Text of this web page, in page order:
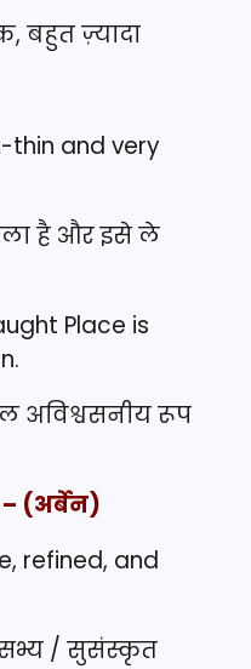
बहुत ज़्यादा
thin and very
है और इसे ले
Place is
अविश्वसनीय रूप
(अर्बेन)
refined, and
सभ्य / सुसंस्कृत